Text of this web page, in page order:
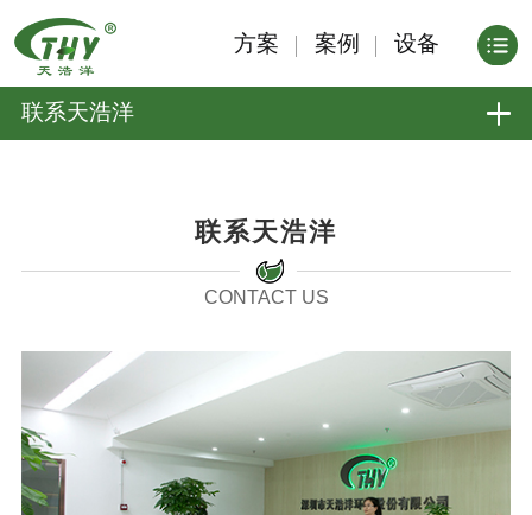
方案 案例 设备
联系天浩洋
联系天浩洋
CONTACT US